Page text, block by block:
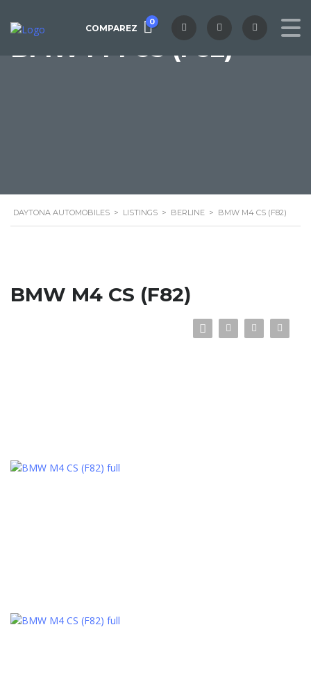
COMPAREZ
0
BMW M4 CS (F82)
DAYTONA AUTOMOBILES > LISTINGS > BERLINE > BMW M4 CS (F82)
BMW M4 CS (F82)